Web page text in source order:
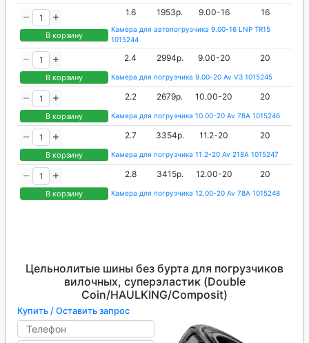
В корзину
1.6 1953р. 9.00-16 16
Камера для автопогрузчика 9.00-16 LNP TR15
1015244
В корзину
2.4 2994р. 9.00-20 20
Камера для погрузчика 9.00-20 Av V3 1015245
В корзину
2.2 2679р. 10.00-20 20
Камера для погрузчика 10.00-20 Av 78A 1015246
В корзину
2.7 3354р. 11.2-20 20
Камера для погрузчика 11.2-20 Av 218A 1015247
В корзину
2.8 3415р. 12.00-20 20
Камера для погрузчика 12.00-20 Av 78A 1015248
Цельнолитые шины без бурта для погрузчиков
вилочных, суперэластик (Double
Coin/HAULKING/Composit)
Купить / Оставить запрос